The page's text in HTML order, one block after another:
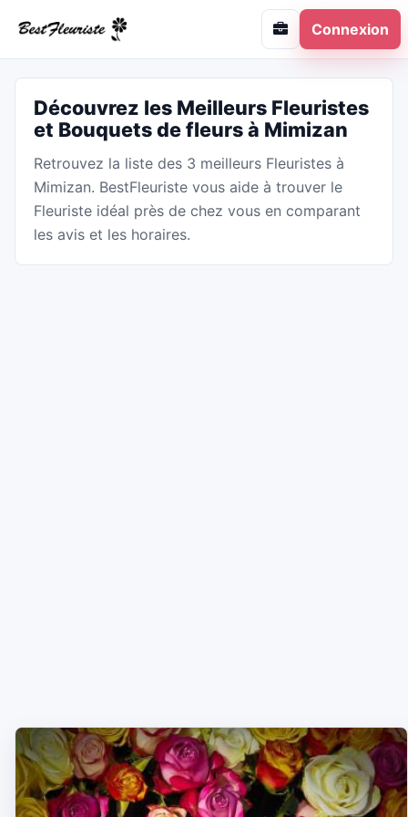
Connexion
Découvrez les Meilleurs Fleuristes
et Bouquets de fleurs à Mimizan
Retrouvez la liste des 3 meilleurs Fleuristes à
Mimizan. BestFleuriste vous aide à trouver le
Fleuriste idéal près de chez vous en comparant
les avis et les horaires.